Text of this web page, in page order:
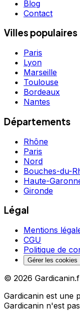
Blog
Contact
Villes populaires
Paris
Lyon
Marseille
Toulouse
Bordeaux
Nantes
Départements
Rhône
Paris
Nord
Bouches-du-
Haute-
Gironde
Légal
Mentions
CGU
Politique de
Gérer les cookies
© 2026
Gardicanin est une
Gardicanin n'est